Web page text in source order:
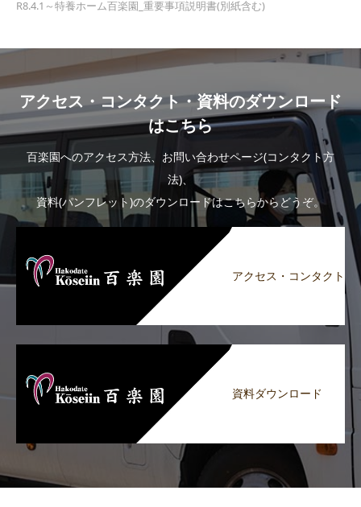
R8.4.1～特養ホーム百楽園_重要事項説明書(別紙含む)
アクセス・コンタクト・資料のダウンロード
はこちら
百楽園へのアクセス方法、お問い合わせページ(コンタクト方
法)、
資料(パンフレット)のダウンロードはこちらからどうぞ。
アクセス・コンタクト
資料ダウンロード